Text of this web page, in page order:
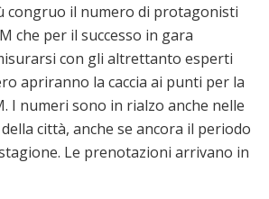
congruo il numero di protagonisti
che per il successo in gara
con gli altrettanto esperti
apriranno la caccia ai punti per la
I numeri sono in rialzo anche nelle
città, anche se ancora il periodo
Le prenotazioni arrivano in